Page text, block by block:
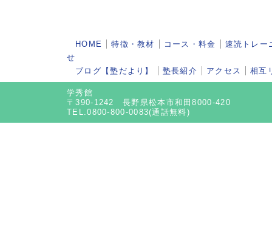
HOME 特徴・教材 コース・料金
速読トレー
せ
ブログ【塾だより】
塾長紹介 アクセス 相互
学秀館
〒390-1242 長野県松本市和田8000-420
TEL.0800-800-0083(通話無料)